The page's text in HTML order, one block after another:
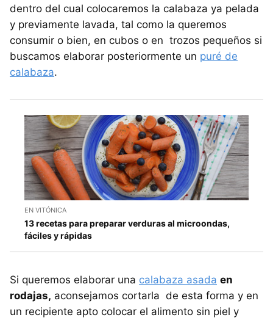
dentro del cual colocaremos la calabaza ya pelada
y previamente lavada, tal como la queremos
consumir o bien, en cubos o en trozos pequeños si
buscamos elaborar posteriormente un puré de
calabaza.
EN VITÓNICA
13 recetas para preparar verduras al microondas,
fáciles y rápidas
Si queremos elaborar una calabaza asada en
rodajas, aconsejamos cortarla de esta forma y en
un recipiente apto colocar el alimento sin piel y